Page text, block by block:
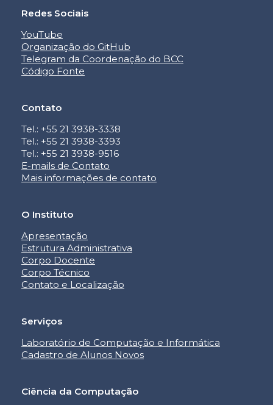
Redes Sociais
YouTube
Organização do GitHub
Telegram da Coordenação do BCC
Código Fonte
Contato
Tel.: +55 21 3938-3338
Tel.: +55 21 3938-3393
Tel.: +55 21 3938-9516
E-mails de Contato
Mais informações de contato
O Instituto
Apresentação
Estrutura Administrativa
Corpo Docente
Corpo Técnico
Contato e Localização
Serviços
Laboratório de Computação e Informática
Cadastro de Alunos Novos
Ciência da Computação